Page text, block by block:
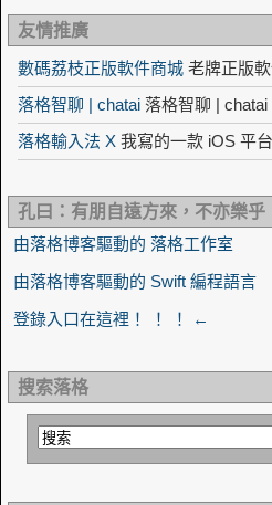
友情推廣
數碼荔枝正版軟件商城 老牌正版
落格智聊 | chatai 落格智聊 | chatai
落格輸入法 X 我寫的一款 iOS 平
孔曰：有朋自遠方來，不亦樂乎
由落格博客驅動的 落格工作室
由落格博客驅動的 Swift 編程語言
登錄入口在這裡！ ！ ！ ←
搜索落格